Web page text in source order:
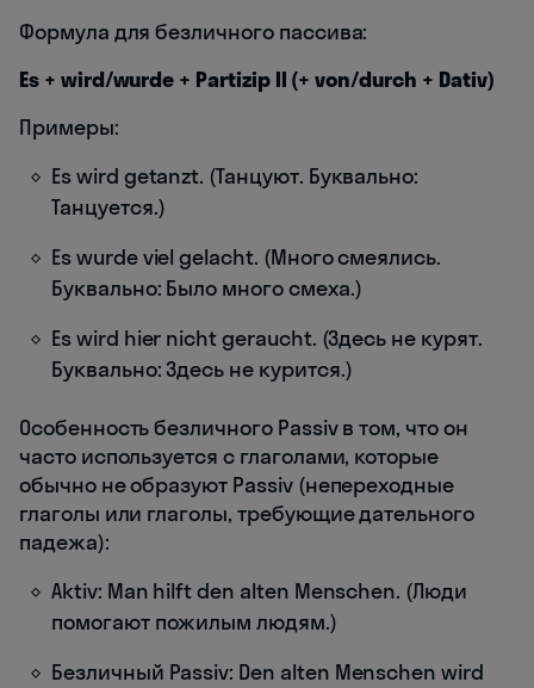
Формула для безличного пассива:
Es + wird/wurde + Partizip II (+ von/durch + Dativ)
Примеры:
Es wird getanzt. (Танцуют. Буквально:
Танцуется.)
Es wurde viel gelacht. (Много смеялись.
Буквально: Было много смеха.)
Es wird hier nicht geraucht. (Здесь не курят.
Буквально: Здесь не курится.)
Особенность безличного Passiv в том, что он
часто используется с глаголами, которые
обычно не образуют Passiv (непереходные
глаголы или глаголы, требующие дательного
падежа):
Aktiv: Man hilft den alten Menschen. (Люди
помогают пожилым людям.)
Безличный Passiv: Den alten Menschen wird